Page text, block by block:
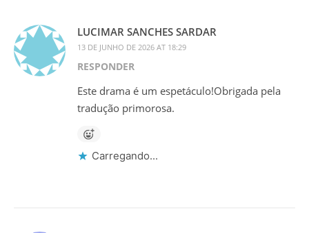
LUCIMAR SANCHES SARDAR
13 DE JUNHO DE 2026 AT 18:29
RESPONDER
Este drama é um espetáculo!Obrigada pela
tradução primorosa.
Carregando...